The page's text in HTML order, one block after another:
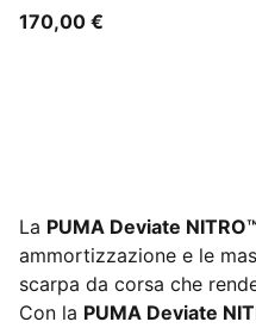
170,00 €
La PUMA Deviate
ammortizzazione e le
scarpa da corsa che
Con la PUMA Deviate